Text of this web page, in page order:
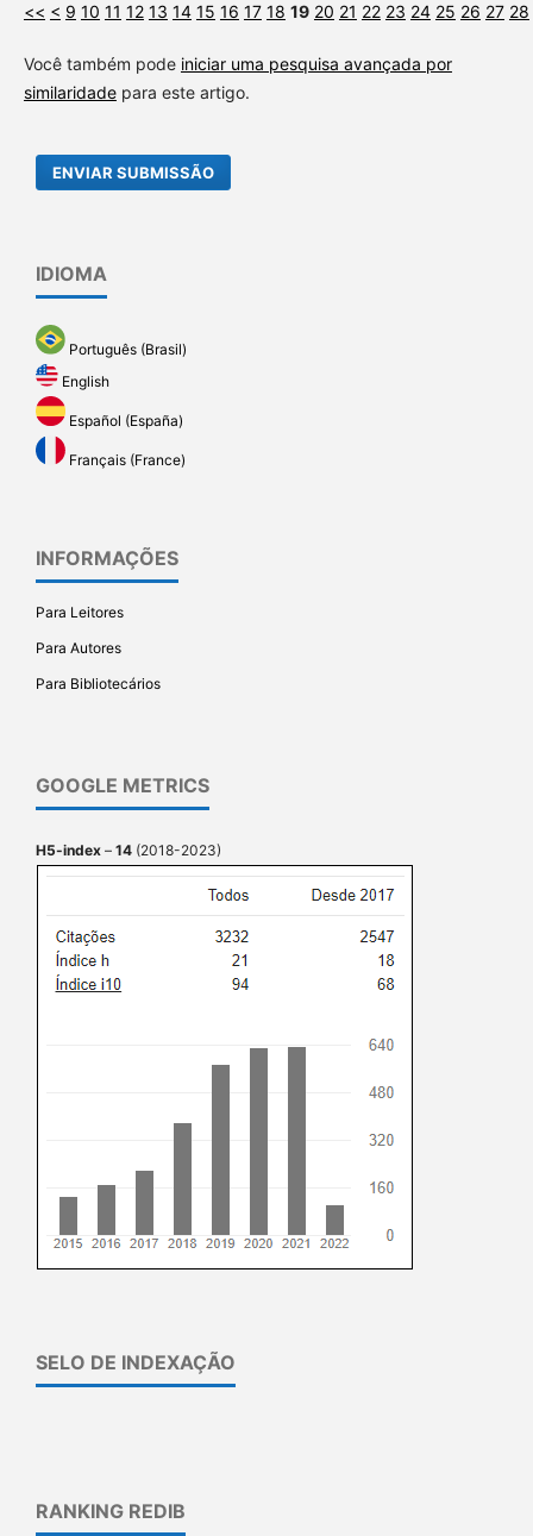
<< < 9 10 11 12 13 14 15 16 17 18 19 20 21 22 23 24 25 26 27 28
Você também pode iniciar uma pesquisa avançada por
similaridadepara este artigo.
ENVIAR SUBMISSÃO
IDIOMA
Português (Brasil)
English
Español (España)
Français (France)
INFORMAÇÕES
Para Leitores
Para Autores
Para Bibliotecários
GOOGLE METRICS
H5-index – 14 (2018-2023)
SELO DE INDEXAÇÃO
RANKING REDIB